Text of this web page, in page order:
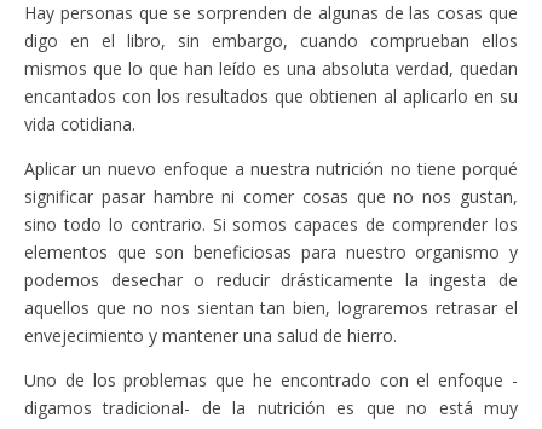
Hay personas que se sorprenden de algunas de las cosas que
digo en el libro, sin embargo, cuando comprueban ellos
mismos que lo que han leído es una absoluta verdad, quedan
encantados con los resultados que obtienen al aplicarlo en su
vida cotidiana.
Aplicar un nuevo enfoque a nuestra nutrición no tiene porqué
significar pasar hambre ni comer cosas que no nos gustan,
sino todo lo contrario. Si somos capaces de comprender los
elementos que son beneficiosas para nuestro organismo y
podemos desechar o reducir drásticamente la ingesta de
aquellos que no nos sientan tan bien, lograremos retrasar el
envejecimiento y mantener una salud de hierro.
Uno de los problemas que he encontrado con el enfoque -
digamos tradicional- de la nutrición es que no está muy